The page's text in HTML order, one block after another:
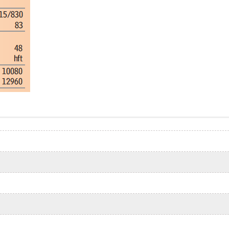
(ISY)
mapalign=”left” directionhint=”false”
scrollwheelcontrol=”false” draggable=”true”
fransa{}university.png{}LSI – Paris Merkezi”